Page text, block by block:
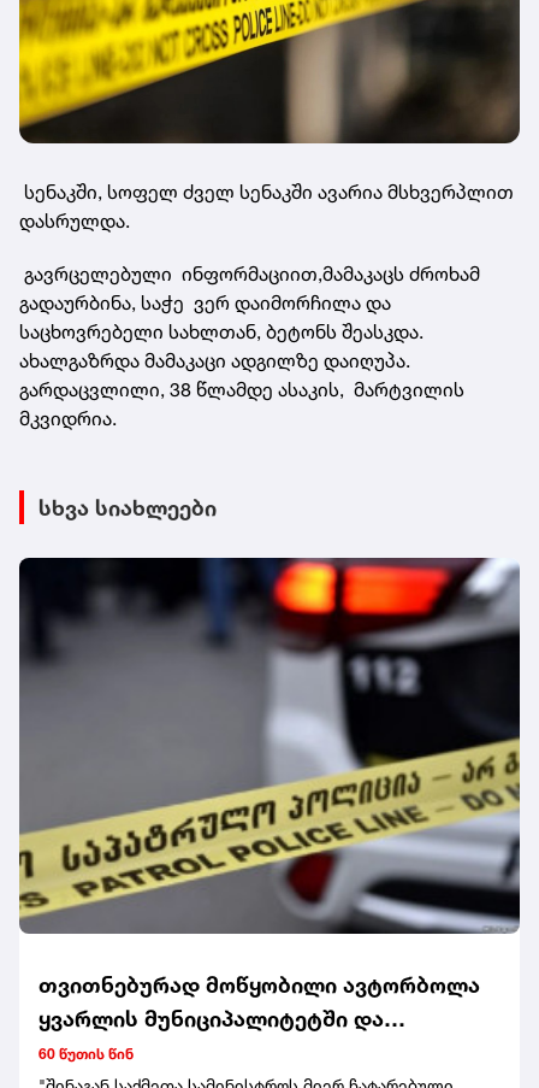
სენაკში, სოფელ ძველ სენაკში ავარია მსხვერპლით
დასრულდა.
გავრცელებული ინფორმაციით,მამაკაცს ძროხამ
გადაურბინა, საჭე ვერ დაიმორჩილა და
საცხოვრებელი სახლთან, ბეტონს შეასკდა.
ახალგაზრდა მამაკაცი ადგილზე დაიღუპა.
გარდაცვლილი, 38 წლამდე ასაკის, მარტვილის
მკვიდრია.
სხვა სიახლეები
თვითნებურად მოწყობილი ავტორბოლა
ყვარლის მუნიციპალიტეტში და
დაღუპული არასრულწლოვანი – ორ პირს
60 წუთის წინ